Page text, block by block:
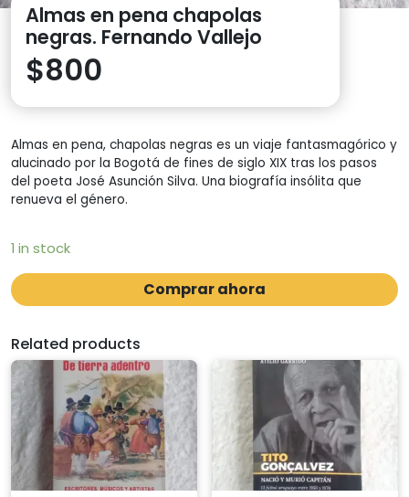
Almas en pena chapolas
negras. Fernando Vallejo
$800
Almas en pena, chapolas negras es un viaje fantasmagórico y
alucinado por la Bogotá de fines de siglo XIX tras los pasos
del poeta José Asunción Silva. Una biografía insólita que
renueva el género.
1 in stock
Comprar ahora
Related products